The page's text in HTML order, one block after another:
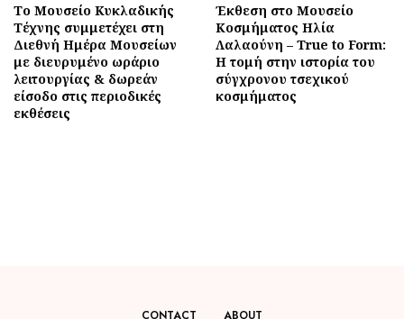
Το Μουσείο Κυκλαδικής
Τέχνης συμμετέχει στη
Διεθνή Ημέρα Μουσείων
με διευρυμένο ωράριο
λειτουργίας & δωρεάν
είσοδο στις περιοδικές
εκθέσεις
Έκθεση στο Μουσείο
Κοσμήματος Ηλία
Λαλαούνη – True to Form:
Η τομή στην ιστορία του
σύγχρονου τσεχικού
κοσμήματος
CONTACT ABOUT